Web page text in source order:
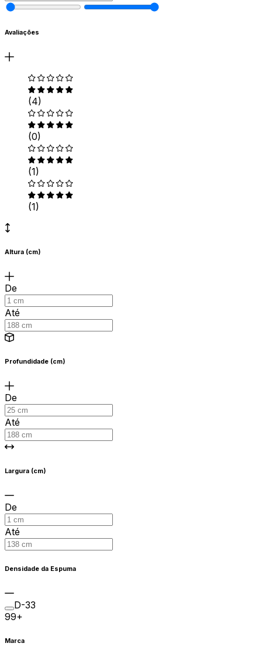
Avaliações
(4)
(0)
(1)
(1)
Altura (cm)
De
Até
Profundidade (cm)
De
Até
Largura (cm)
De
Até
Densidade da Espuma
D-33
99+
Marca